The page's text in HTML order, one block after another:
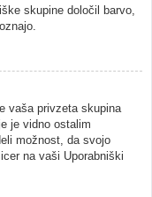
skupine določil barvo,
vaša privzeta skupina
je vidno ostalim
možnost, da svojo
na vaši Uporabniški